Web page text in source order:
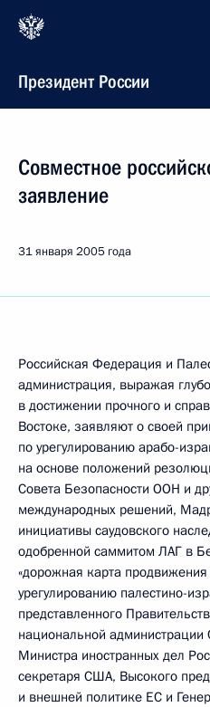
Президент России
Совместное
заявление
31 января 2005 года
Российская Федерация и
администрация, выражая
в достижении прочного и
Востоке, заявляют о своей
по урегулированию арабо-
на основе положений
Совета Безопасности ООН и
международных решений,
инициативы саудовского
одобренной саммитом ЛАГ в
«дорожная карта
урегулированию палестино-
представленного
национальной
Министра иностранных дел
секретаря США, Высокого
и внешней политике ЕС и